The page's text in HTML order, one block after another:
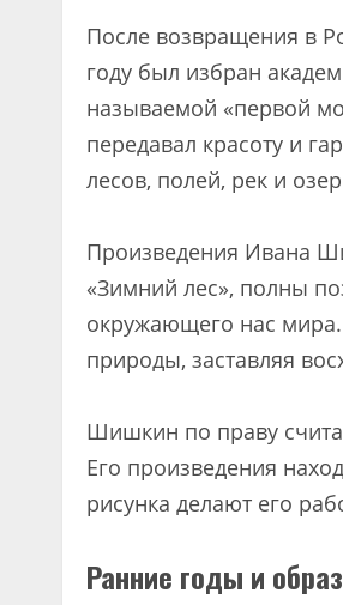
После возвращения в
году был избран
называемой «первой
передавал красоту и
лесов, полей, рек и
Произведения Ивана
«Зимний лес», полны
окружающего нас мира.
природы, заставляя
Шишкин по праву
Его произведения
рисунка делают его
Ранние годы и